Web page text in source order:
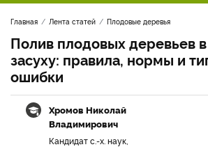
Главная Лента статей Плодовые деревья
Полив плодовых деревьев
засуху: правила, нормы и
ошибки
Хромов Николай
Владимирович
Кандидат с.-х. наук,